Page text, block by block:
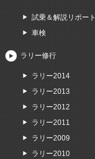
試乗＆解説リポート
車検
ラリー修行
ラリー2014
ラリー2013
ラリー2012
ラリー2011
ラリー2009
ラリー2010